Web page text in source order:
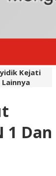
Kejati
1 Dan